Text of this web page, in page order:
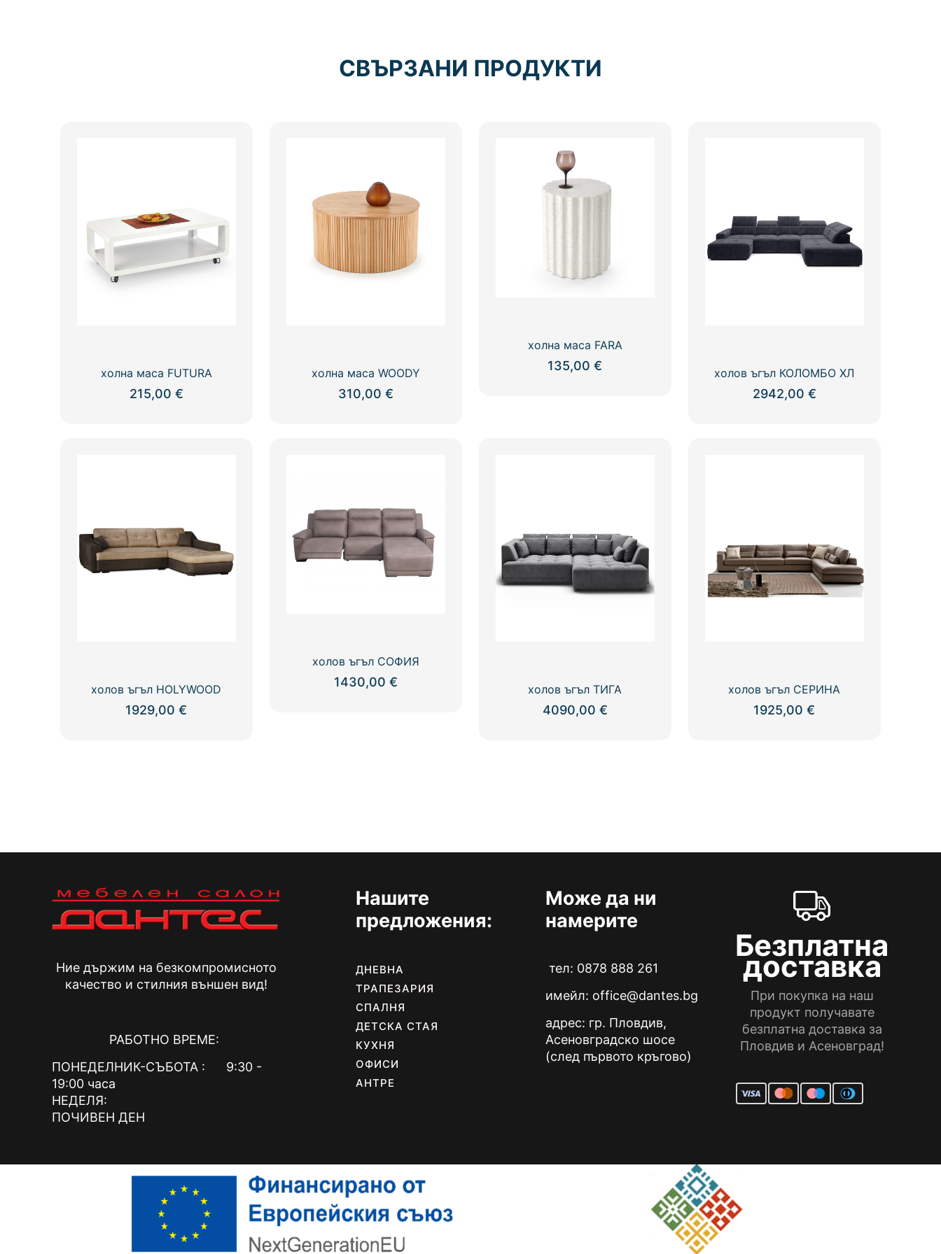
СВЪРЗАНИ ПРОДУКТИ
холна маса FUTURA
215,00 €
холна маса WOODY
310,00 €
холна маса FARA
135,00€
холов ъгъл КОЛОМБО ХЛ
2942,00 €
холов ъгъл HOLYWOOD
1929,00€
холов ъгъл СОФИЯ
1430,00 €
холов ъгъл ТИГА
4090,00 €
холов ъгъл СЕРИНА
1925,00€
Ние държим на безкомпромисното
качество и стилния външен вид!
РАБОТНО ВРЕМЕ:
ПОНЕДЕЛНИК-СЪБОТА : 9:30 -
19:00 часа
НЕДЕЛЯ:
ПОЧИВЕН ДЕН
Нашите
предложения:
ДНЕВНА
ТРАПЕЗАРИЯ
СПАЛНЯ
ДЕТСКА СТАЯ
КУХНЯ
ОФИСИ
АНТРЕ
Може да ни
намерите
тел: 0878 888 261
имейл: office@dantes.bg
адрес: гр. Пловдив,
Асеновградско шосе
(след първото кръгово)
Безплатна
доставка
При покупка на наш
продукт получавате
безплатна доставка за
Пловдив и Асеновград!